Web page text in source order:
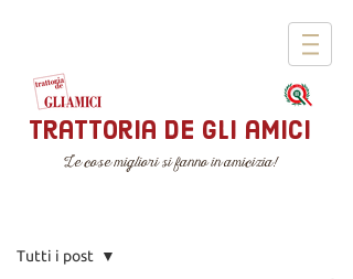
trattoria de gli amici
Le cose migliori si fanno in amicizia!
Tutti i post